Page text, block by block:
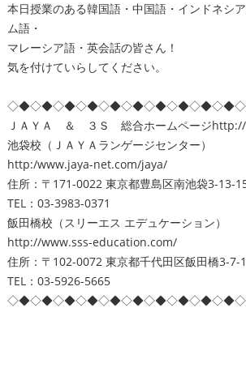
本日授業のある韓国語・中国語・インドネシ
ム語・
マレーシア語・英会話の皆さん！
気を付けていらしてください。
◇◆◇◆◇◆◇◆◇◆◇◆◇◆◇◆◇◆◇◆◇
ＪＡＹＡ ＆ ３Ｓ 総合ホームページ
池袋校（ＪＡＹＡランゲージセンター）
http:/www.jaya-net.com/jaya/
住所：〒171-0022 東京都豊島区南池袋3-13-
TEL：03-3983-0371
飯田橋校（スリーエス エデュケーション）
http://www.sss-education.com/
住所：〒102-0072 東京都千代田区飯田橋3-
TEL：03-5926-5665
◇◆◇◆◇◆◇◆◇◆◇◆◇◆◇◆◇◆◇◆◇